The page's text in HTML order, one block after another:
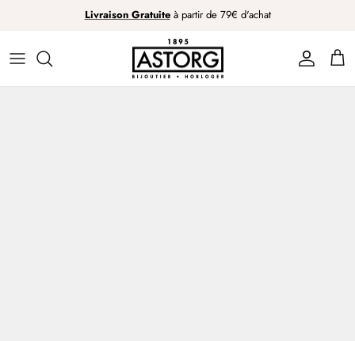
Livraison Gratuiteà partir de 79€ d'achat